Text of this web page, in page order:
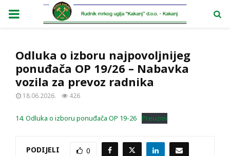
PRIMARY
Odluka o izboru najpovoljnijeg
ponuđača OP 19/26 – Nabavka
vozila za prevoz radnika
18.06.2026. 426
14. Odluka o izboru ponuđača OP 19-26 Preuzmi
PODIJELI 0